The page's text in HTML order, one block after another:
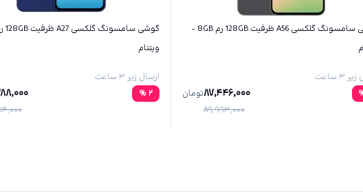
گوشی سامسونگ گلکسی A56 ظرفیت 128GB رم 8GB -
۳ ساعت
87,446,000
89,993,000
تومان
ویتنام
ارسال زیر ۳ ساعت
2
%